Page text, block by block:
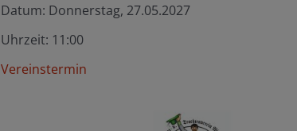
Datum: Donnerstag, 27.05.2027
Uhrzeit: 11:00
Vereinstermin